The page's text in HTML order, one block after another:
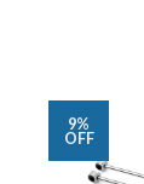
9%
OFF